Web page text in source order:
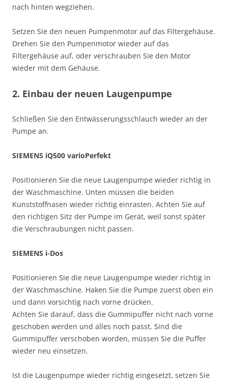
nach hinten wegziehen.
Setzen Sie den neuen Pumpenmotor auf das Filtergehäuse.
Drehen Sie den Pumpenmotor wieder auf das
Filtergehäuse auf, oder verschrauben Sie den Motor
wieder mit dem Gehäuse.
2. Einbau der neuen Laugenpumpe
Schließen Sie den Entwässerungsschlauch wieder an der
Pumpe an.
SIEMENS iQ500 varioPerfekt
Positionieren Sie die neue Laugenpumpe wieder richtig in
der Waschmaschine. Unten müssen die beiden
Kunststoffnasen wieder richtig einrasten. Achten Sie auf
den richtigen Sitz der Pumpe im Gerät, weil sonst später
die Verschraubungen nicht passen.
SIEMENS i-Dos
Positionieren Sie die neue Laugenpumpe wieder richtig in
der Waschmaschine. Haken Sie die Pumpe zuerst oben ein
und dann vorsichtig nach vorne drücken.
Achten Sie darauf, dass die Gummipuffer nicht nach vorne
geschoben werden und alles noch passt. Sind die
Gummipuffer verschoben worden, müssen Sie die Puffer
wieder neu einsetzen.
Ist die Laugenpumpe wieder richtig eingesetzt, setzen Sie